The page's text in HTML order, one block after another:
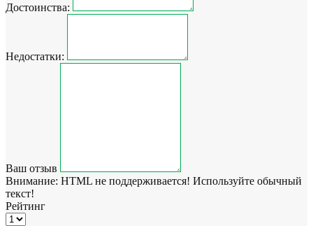
Достоинства:
Недостатки:
Ваш отзыв
Внимание: HTML не поддерживается! Используйте обычный
текст!
Рейтинг